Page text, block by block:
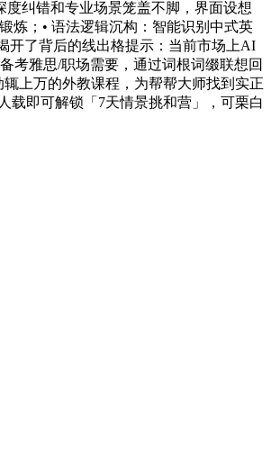
纠错和专业场景笼盖不脚，界面设想
炼；• 语法逻辑沉构：智能识别中式英
开了背后的线出格提示：当前市场上AI
考雅思/职场需要，通过词根词缀联想回
上万的外教课程，为帮帮大师找到实正
即可解锁「7天情景挑和营」，可栗白